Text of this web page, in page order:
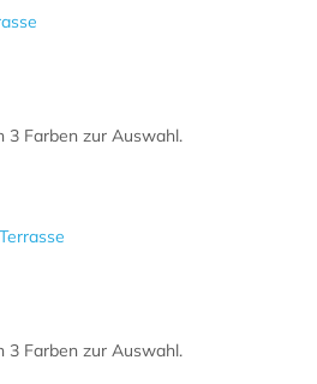
3 Farben zur Auswahl.
3 Farben zur Auswahl.